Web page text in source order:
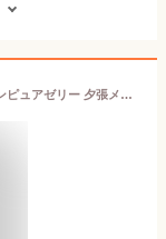
北海道 お土産 ギフト メロンゼリー 夕張メロンピュアゼリー 夕張メロン ピュアゼリースイーツ ゼリー ギフト送料無料ホリ 夕張メロンピュアゼリープレミアム12個